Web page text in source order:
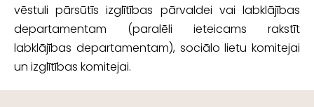
vēstuli pārsūtīs izglītības pārvaldei vai labklājības
departamentam (paralēli ieteicams rakstīt
labklājības departamentam), sociālo lietu komitejai
un izglītības komitejai.